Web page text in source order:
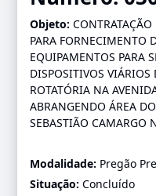
Objeto:
PARA FORNECIMENTO
EQUIPAMENTOS PARA
DISPOSITIVOS VIÁRIOS
ROTATÓRIA NA
ABRANGENDO ÁREA
SEBASTIÃO CAMARGO
Modalidade: Pregão
Situação:Concluído